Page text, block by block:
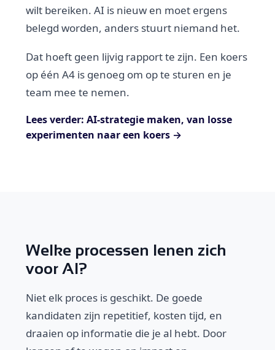
wilt bereiken. AI is nieuw en moet ergens
belegd worden, anders stuurt niemand het.
Dat hoeft geen lijvig rapport te zijn. Een koers
op één A4 is genoeg om op te sturen en je
team mee te nemen.
Lees verder: AI-strategie maken, van losse
experimenten naar een koers →
Welke processen lenen zich
voor AI?
Niet elk proces is geschikt. De goede
kandidaten zijn repetitief, kosten tijd, en
draaien op informatie die je al hebt. Door